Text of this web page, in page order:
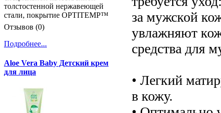
за мужской
увлажняют
средства для
• Легкий
в кожу.
толстостенной нержавеющей
стали, покрытие OPTITEMP™
Отзывов (0)
Подробнее...
Aloe Vera Baby Детский крем
для лица